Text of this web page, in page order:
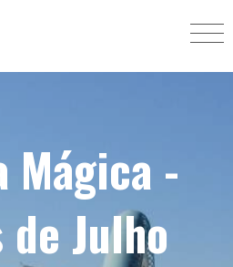
Mágica -
Julho